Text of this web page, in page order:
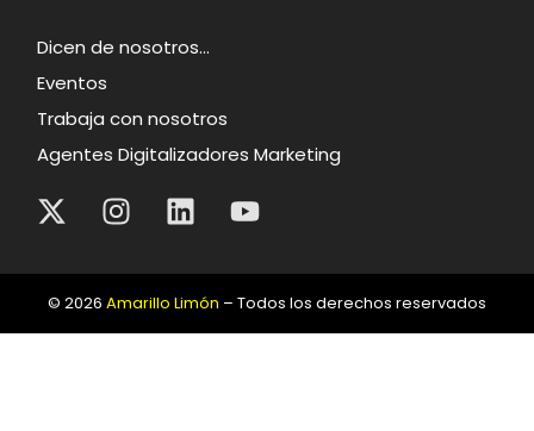
Dicen de nosotros…
Eventos
Trabaja con nosotros
Agentes Digitalizadores Marketing
© 2026 Amarillo Limón – Todos los derechos reservados